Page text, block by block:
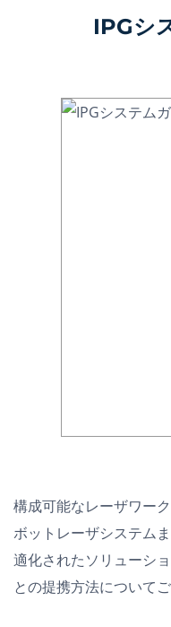
IPGシ
構成可能なレーザワー
ボットレーザシステム
適化されたソリューシ
との提携方法についてご